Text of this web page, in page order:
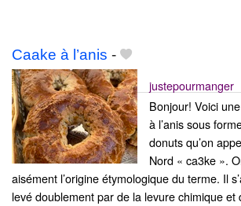
Caake à l’anis -
justepourmanger
Bonjour! Voici
à l’anis sous
donuts qu’on
Nord « ca3ke ».
aisément l’origine étymologique du terme. Il
levé doublement par de la levure chimique et